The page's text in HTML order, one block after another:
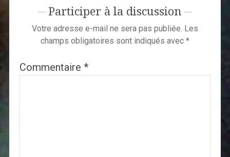
Participer à la discussion
Votre adresse e-mail ne sera pas publiée. Les
champs obligatoires sont indiqués avec *
Commentaire *